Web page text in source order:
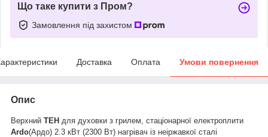
Що таке купити з Пром?
Замовлення під захистом
Доставка Оплата Умови повернення
Опис
Верхний ТЕН для духовки з грилем, стаціонарної електроплити
Ardo(Ардо) 2.3 кВт (2300 Вт) нагрівач із неіржавкої сталі